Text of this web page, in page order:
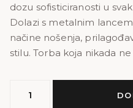
dozu sofisticiranosti u
Dolazi s metalnim
načine nošenja,
stilu. Torba koja nikada
NINA